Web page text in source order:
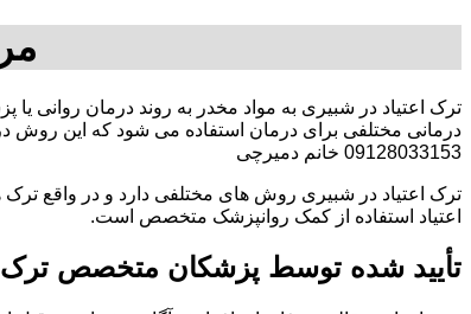
ترک اعتیاد در شبیری به مواد مخدر به روند درمان روانی
درمانی مختلفی برای درمان استفاده می شود که این روش
09128033153 خانم دمیرچی
ترک اعتیاد در شبیری روش های مختلفی دارد و در واقع
اعتیاد استفاده از کمک روانپزشک متخصص است.
تأیید شده توسط پزشکان متخصص ترک